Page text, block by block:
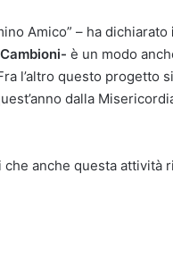
Amico” – ha dichiarato
è un modo
l’altro questo progetto
dalla
anche questa attività